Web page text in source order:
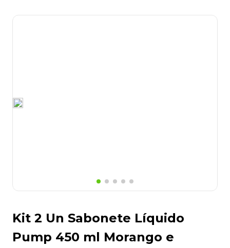
Kit 2 Un Sabonete Líquido
Pump 450 ml Morango e
8